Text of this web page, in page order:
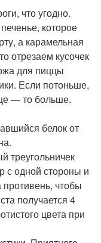
что угодно.
которое
а карамельная
отрезаем кусочек
для пиццы
Если потоньше,
— то больше.
белок от
треугольничек
с одной стороны и
чтобы
получается 4
цвета при